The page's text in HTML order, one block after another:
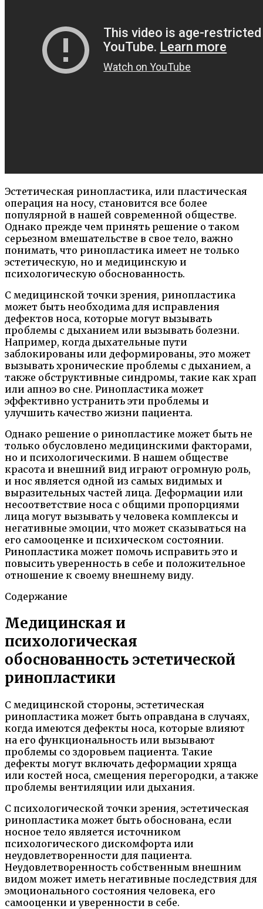
Эстетическая ринопластика, или пластическая
операция на носу, становится все более
популярной в нашей современной обществе.
Однако прежде чем принять решение о таком
серьезном вмешательстве в свое тело, важно
понимать, что ринопластика имеет не только
эстетическую, но и медицинскую и
психологическую обоснованность.
С медицинской точки зрения, ринопластика
может быть необходима для исправления
дефектов носа, которые могут вызывать
проблемы с дыханием или вызывать болезни.
Например, когда дыхательные пути
заблокированы или деформированы, это может
вызывать хронические проблемы с дыханием, а
также обструктивные синдромы, такие как храп
или апноэ во сне. Ринопластика может
эффективно устранить эти проблемы и
улучшить качество жизни пациента.
Однако решение о ринопластике может быть не
только обусловлено медицинскими факторами,
но и психологическими. В нашем обществе
красота и внешний вид играют огромную роль,
и нос является одной из самых видимых и
выразительных частей лица. Деформации или
несоответствие носа с общими пропорциями
лица могут вызывать у человека комплексы и
негативные эмоции, что может сказываться на
его самооценке и психическом состоянии.
Ринопластика может помочь исправить это и
повысить уверенность в себе и положительное
отношение к своему внешнему виду.
Содержание
Медицинская и
психологическая
обоснованность эстетической
ринопластики
С медицинской стороны, эстетическая
ринопластика может быть оправдана в случаях,
когда имеются дефекты носа, которые влияют
на его функциональность или вызывают
проблемы со здоровьем пациента. Такие
дефекты могут включать деформации хряща
или костей носа, смещения перегородки, а также
проблемы вентиляции или дыхания.
С психологической точки зрения, эстетическая
ринопластика может быть обоснована, если
носное тело является источником
психологического дискомфорта или
неудовлетворенности для пациента.
Неудовлетворенность собственным внешним
видом может иметь негативные последствия для
эмоционального состояния человека, его
самооценки и уверенности в себе.